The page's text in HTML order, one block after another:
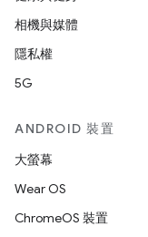
相機與媒體
隱私權
5G
ANDROID 裝置
大螢幕
Wear OS
ChromeOS 裝置